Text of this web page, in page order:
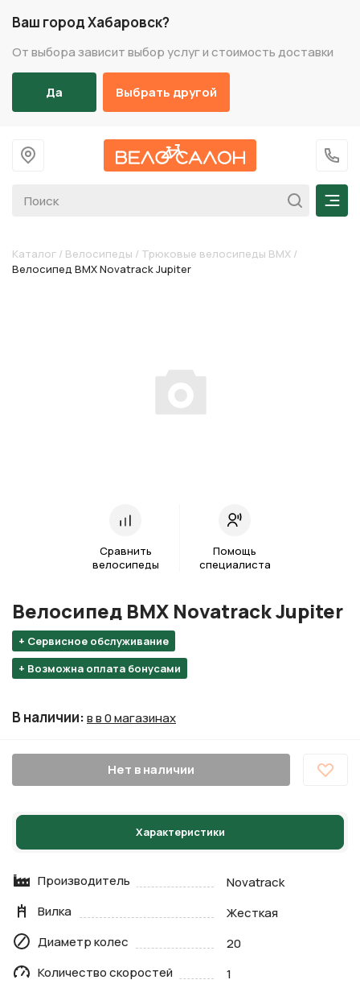
Ваш город Хабаровск?
От выбора зависит выбор услуг и стоимость доставки
Да Выбрать другой
На главную
+7
Каталог / Велосипеды / Трюковые велосипеды BMX /
Велосипед BMX Novatrack Jupiter
Сравнить
велосипеды
Помощь
специалиста
+ Сервисное обслуживание
+ Возможна оплата бонусами
Велосипед BMX Novatrack Jupiter
В наличии:в в 0 магазинах
Нет в наличии
Характеристики
Производитель
Novatrack
Вилка
Жесткая
Диаметр колес
20
Количество скоростей
1